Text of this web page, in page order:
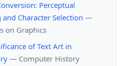
Perceptual
Character Selection —
on Graphics
of Text Art in
— Computer History